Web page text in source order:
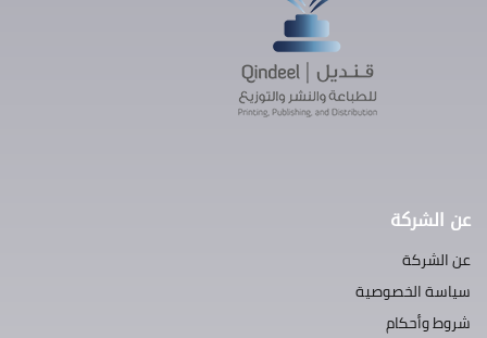
عن الشركة
عن الشركة
سياسة الخصوصية
شروط وأحكام